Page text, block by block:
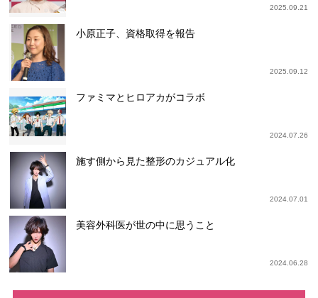
2025.09.21
小原正子、資格取得を報告
2025.09.12
ファミマとヒロアカがコラボ
2024.07.26
施す側から見た整形のカジュアル化
2024.07.01
美容外科医が世の中に思うこと
2024.06.28